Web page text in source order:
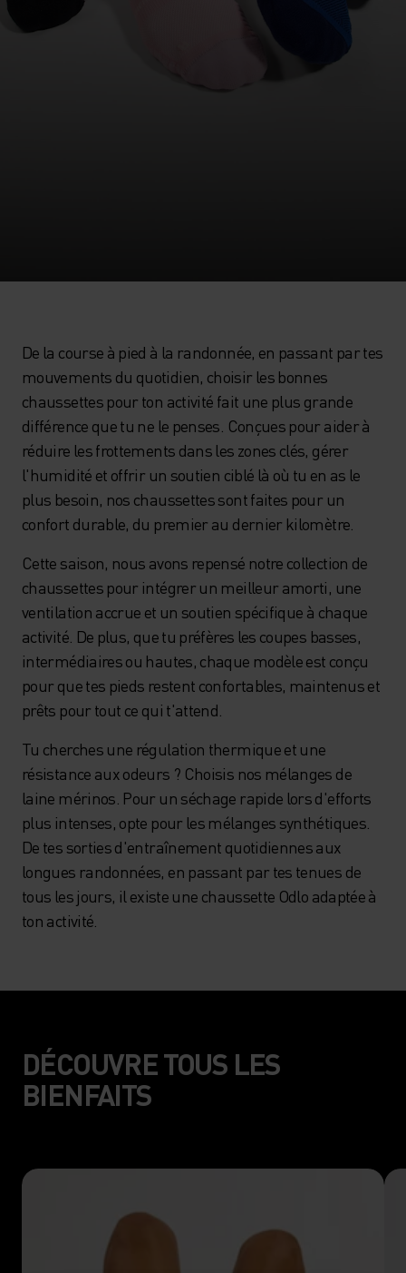
De la course à pied à la randonnée, en passant par tes
mouvements du quotidien, choisir les bonnes
chaussettes pour ton activité fait une plus grande
différence que tu ne le penses. Conçues pour aider à
réduire les frottements dans les zones clés, gérer
l'humidité et offrir un soutien ciblé là où tu en as le
plus besoin, nos chaussettes sont faites pour un
confort durable, du premier au dernier kilomètre.
Cette saison, nous avons repensé notre collection de
chaussettes pour intégrer un meilleur amorti, une
ventilation accrue et un soutien spécifique à chaque
activité. De plus, que tu préfères les coupes basses,
intermédiaires ou hautes, chaque modèle est conçu
pour que tes pieds restent confortables, maintenus et
prêts pour tout ce qui t'attend.
Tu cherches une régulation thermique et une
résistance aux odeurs ? Choisis nos mélanges de
laine mérinos. Pour un séchage rapide lors d'efforts
plus intenses, opte pour les mélanges synthétiques.
De tes sorties d'entraînement quotidiennes aux
longues randonnées, en passant par tes tenues de
tous les jours, il existe une chaussette Odlo adaptée à
ton activité.
DÉCOUVRE TOUS LES
BIENFAITS